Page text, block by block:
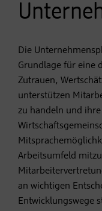
Die
Grundlage für eine
Zutrauen,
unterstützen
zu handeln und
Arbeitsumfeld
an wichtigen
Entwicklungswege